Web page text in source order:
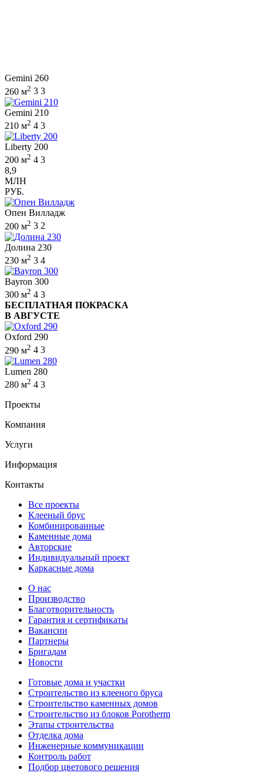
Gemini 260
260 м2 3 3
Gemini 210
210 м2 4 3
Liberty 200
200 м2 4 3
8,9
МЛН
РУБ.
Опен Вилладж
200 м2 3 2
Долина 230
230 м2 3 4
Bayron 300
300 м2 4 3
БЕСПЛАТНАЯ ПОКРАСКА
В АВГУСТЕ
Oxford 290
290 м2 4 3
Lumen 280
280 м2 4 3
Проекты
Компания
Услуги
Информация
Контакты
Все проекты
Клееный брус
Комбинированные
Каменные дома
Авторские
Индивидуальный проект
Каркасные дома
О нас
Производство
Благотворительность
Гарантия и сертификаты
Вакансии
Партнеры
Бригадам
Новости
Готовые дома и участки
Строительство из клееного бруса
Строительство каменных домов
Строительство из блоков Porotherm
Этапы строительства
Отделка дома
Инженерные коммуникации
Контроль работ
Подбор цветового решения